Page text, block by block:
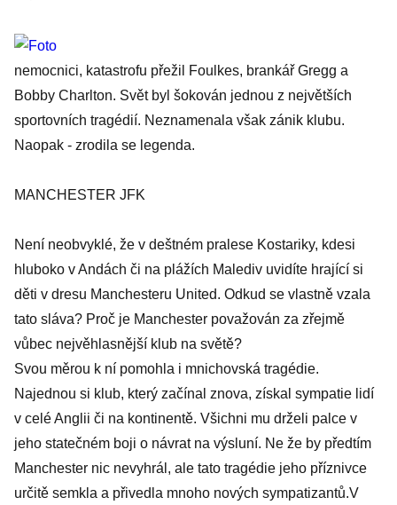
nemocnici, katastrofu přežil Foulkes, brankář Gregg a
Bobby Charlton. Svět byl šokován jednou z největších
sportovních tragédií. Neznamenala však zánik klubu.
Naopak - zrodila se legenda.
MANCHESTER JFK
Není neobvyklé, že v deštném pralese Kostariky, kdesi
hluboko v Andách či na plážích Malediv uvidíte hrající si
děti v dresu Manchesteru United. Odkud se vlastně vzala
tato sláva? Proč je Manchester považován za zřejmě
vůbec nejvěhlasnější klub na světě?
Svou měrou k ní pomohla i mnichovská tragédie.
Najednou si klub, který začínal znova, získal sympatie lidí
v celé Anglii či na kontinentě. Všichni mu drželi palce v
jeho statečném boji o návrat na výsluní. Ne že by předtím
Manchester nic nevyhrál, ale tato tragédie jeho příznivce
určitě semkla a přivedla mnoho nových sympatizantů.V